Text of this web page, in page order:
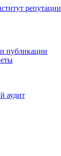
репутации
публикации
аудит